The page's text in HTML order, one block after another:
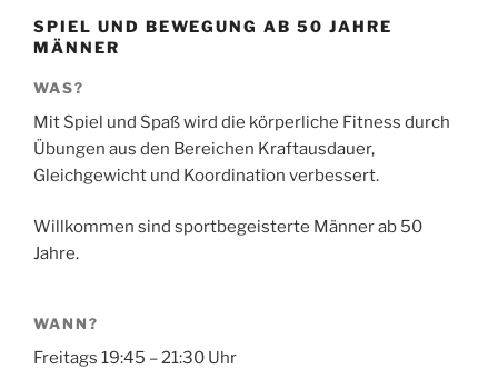
SPIEL UND BEWEGUNG AB 50 JAHRE
MÄNNER
WAS?
Mit Spiel und Spaß wird die körperliche Fitness durch
Übungen aus den Bereichen Kraftausdauer,
Gleichgewicht und Koordination verbessert.
Willkommen sind sportbegeisterte Männer ab 50
Jahre.
WANN?
Freitags 19:45 – 21:30 Uhr